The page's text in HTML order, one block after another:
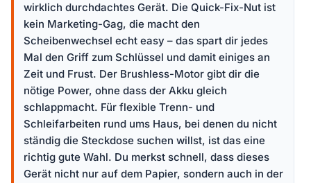
wirklich durchdachtes Gerät. Die Quick-Fix-Nut ist
kein Marketing-Gag, die macht den
Scheibenwechsel echt easy – das spart dir jedes
Mal den Griff zum Schlüssel und damit einiges an
Zeit und Frust. Der Brushless-Motor gibt dir die
nötige Power, ohne dass der Akku gleich
schlappmacht. Für flexible Trenn- und
Schleifarbeiten rund ums Haus, bei denen du nicht
ständig die Steckdose suchen willst, ist das eine
richtig gute Wahl. Du merkst schnell, dass dieses
Gerät nicht nur auf dem Papier, sondern auch in der